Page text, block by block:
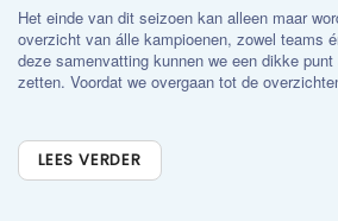
Het einde van dit seizoen kan alleen maar
overzicht van álle kampioenen, zowel teams
deze samenvatting kunnen we een dikke
zetten. Voordat we overgaan tot de
LEES VERDER